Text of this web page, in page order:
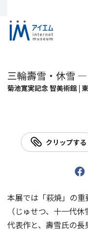
三輪壽雪・休雪
菊池寛実記念 智美術館 |
クリップする
本展では「萩焼」の
（じゅせつ、十一代
代表作と、壽雪氏の